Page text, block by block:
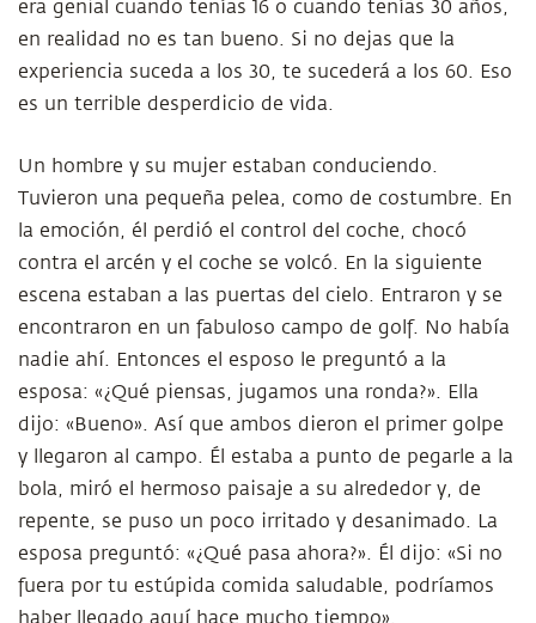
era genial cuando tenías 16 o cuando tenías 30 años,
en realidad no es tan bueno. Si no dejas que la
experiencia suceda a los 30, te sucederá a los 60. Eso
es un terrible desperdicio de vida.
Un hombre y su mujer estaban conduciendo.
Tuvieron una pequeña pelea, como de costumbre. En
la emoción, él perdió el control del coche, chocó
contra el arcén y el coche se volcó. En la siguiente
escena estaban a las puertas del cielo. Entraron y se
encontraron en un fabuloso campo de golf. No había
nadie ahí. Entonces el esposo le preguntó a la
esposa: «¿Qué piensas, jugamos una ronda?». Ella
dijo: «Bueno». Así que ambos dieron el primer golpe
y llegaron al campo. Él estaba a punto de pegarle a la
bola, miró el hermoso paisaje a su alrededor y, de
repente, se puso un poco irritado y desanimado. La
esposa preguntó: «¿Qué pasa ahora?». Él dijo: «Si no
fuera por tu estúpida comida saludable, podríamos
haber llegado aquí hace mucho tiempo».